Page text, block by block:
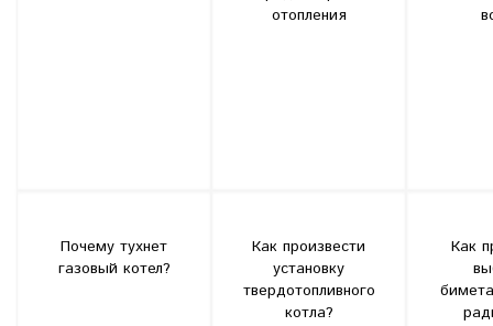
отопления
Почему тухнет
газовый котел?
Как произвести
установку
твердотопливного
котла?
Как